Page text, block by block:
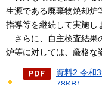
生源である廃棄物焼却炉
指導等を継続して実施し
さらに、
自主検査結果
炉等に対しては、厳格な
資料2.令和